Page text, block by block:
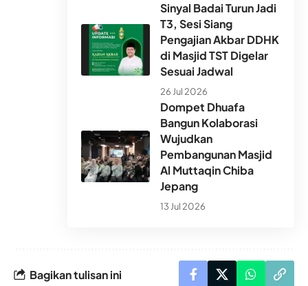
Sinyal Badai Turun Jadi
T3, Sesi Siang
Pengajian Akbar DDHK
di Masjid TST Digelar
Sesuai Jadwal
26 Jul 2026
Dompet Dhuafa
Bangun Kolaborasi
Wujudkan
Pembangunan Masjid
Al Muttaqin Chiba
Jepang
13 Jul 2026
Bagikan tulisan ini